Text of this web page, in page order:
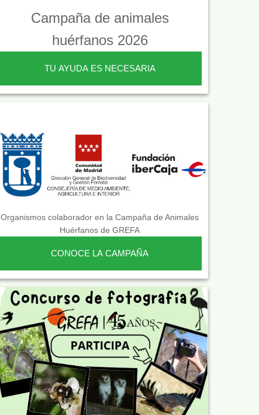
Campaña de animales
huérfanos 2026
TU AYUDA ES NECESARIA
Organismos colaborador en la Campaña de Animales
Huérfanos de GREFA
CONOCE LA CAMPAÑA